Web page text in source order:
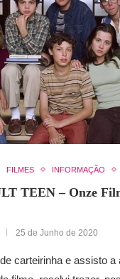
FILMES INFORMAÇÃO
TEEN – Onze
25 de Junho de 2020
carteirinha e assisto a